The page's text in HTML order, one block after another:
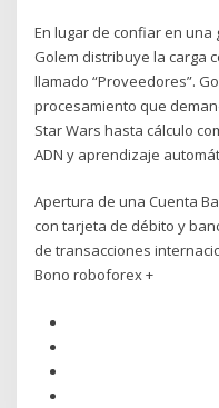
En lugar de confiar en
Golem distribuye la carga
llamado “Proveedores”.
procesamiento que
Star Wars hasta cálculo
ADN y aprendizaje
Apertura de una Cuenta
con tarjeta de débito y
de transacciones
Bono roboforex +